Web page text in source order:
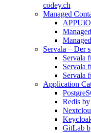
codey.ch
Managed
APPUiO
Servala – Der
Servala
Servala
Servala
Application
Redis
GitLab